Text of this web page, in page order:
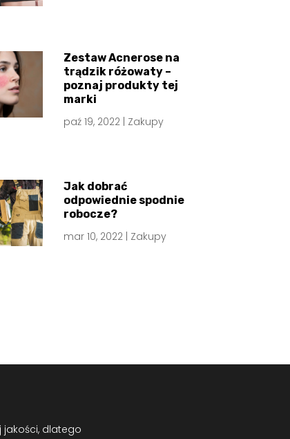
Zestaw Acnerose na
trądzik różowaty –
poznaj produkty tej
marki
paź 19, 2022 Zakupy
Jak dobrać
odpowiednie spodnie
robocze?
mar 10, 2022 Zakupy
jakości, dlatego